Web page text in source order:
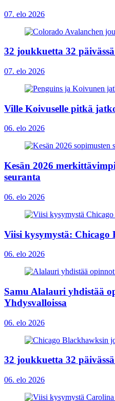
07. elo 2026
32 joukkuetta 32
07. elo 2026
Ville Koivuselle pitkä
06. elo 2026
Kesän 2026
seuranta
06. elo 2026
Viisi kysymystä: Chicago
06. elo 2026
Samu Alalauri yhdistää
Yhdysvalloissa
06. elo 2026
32 joukkuetta 32
06. elo 2026